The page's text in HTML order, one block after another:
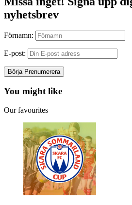
nyhetsbrev
Förnamn:
E-post:
You might like
Our favourites